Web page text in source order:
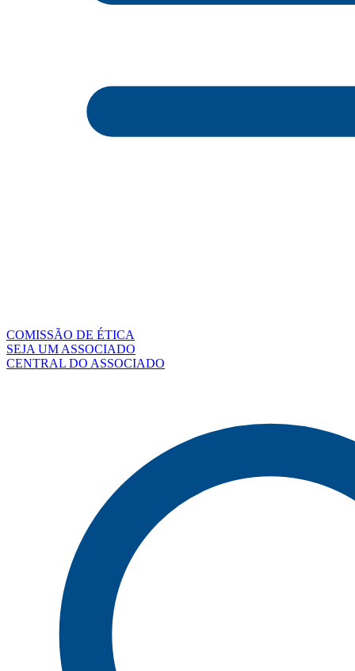
COMISSÃO DE ÉTICA
SEJA UM ASSOCIADO
CENTRAL DO ASSOCIADO